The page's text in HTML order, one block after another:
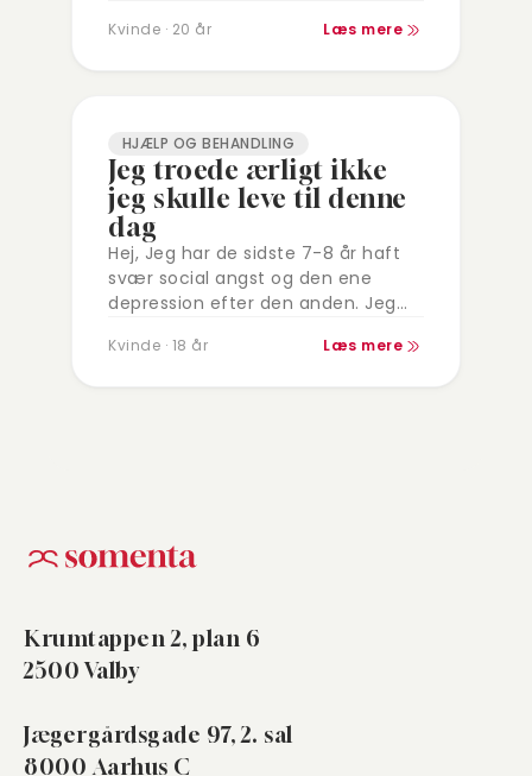
atypiske anoreksi, hvilket har været
Kvinde · 20 år Læs mere
HJÆLP OG BEHANDLING
Jeg troede ærligt ikke
jeg skulle leve til denne
dag
Hej, Jeg har de sidste 7-8 år haft
svær social angst og den ene
depression efter den anden. Jeg
terapi adskillige gange, men…
Kvinde · 18 år Læs mere
Krumtappen 2, plan 6
2500 Valby
Jægergårdsgade 97, 2. sal
8000 Aarhus C